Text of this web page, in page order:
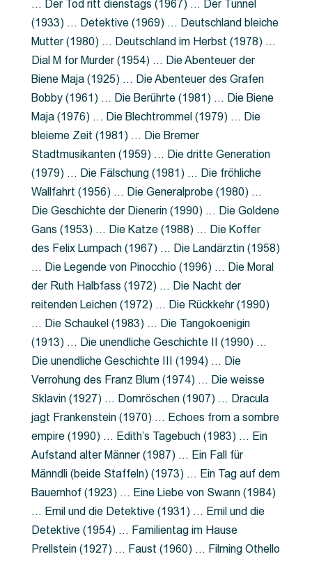
… Der Tod ritt dienstags (1967) … Der Tunnel
(1933) … Detektive (1969) … Deutschland bleiche
Mutter (1980) … Deutschland im Herbst (1978) …
Dial M for Murder (1954) … Die Abenteuer der
Biene Maja (1925) … Die Abenteuer des Grafen
Bobby (1961) … Die Berührte (1981) … Die Biene
Maja (1976) … Die Blechtrommel (1979) … Die
bleierne Zeit (1981) … Die Bremer
Stadtmusikanten (1959) … Die dritte Generation
(1979) … Die Fälschung (1981) … Die fröhliche
Wallfahrt (1956) … Die Generalprobe (1980) …
Die Geschichte der Dienerin (1990) … Die Goldene
Gans (1953) … Die Katze (1988) … Die Koffer
des Felix Lumpach (1967) … Die Landärztin (1958)
… Die Legende von Pinocchio (1996) … Die Moral
der Ruth Halbfass (1972) … Die Nacht der
reitenden Leichen (1972) … Die Rückkehr (1990)
… Die Schaukel (1983) … Die Tangokoenigin
(1913) … Die unendliche Geschichte II (1990) …
Die unendliche Geschichte III (1994) … Die
Verrohung des Franz Blum (1974) … Die weisse
Sklavin (1927) … Dornröschen (1907) … Dracula
jagt Frankenstein (1970) … Echoes from a sombre
empire (1990) … Edith’s Tagebuch (1983) … Ein
Aufstand alter Männer (1987) … Ein Fall für
Männdli (beide Staffeln) (1973) … Ein Tag auf dem
Bauernhof (1923) … Eine Liebe von Swann (1984)
… Emil und die Detektive (1931) … Emil und die
Detektive (1954) … Familientag im Hause
Prellstein (1927) … Faust (1960) … Filming Othello